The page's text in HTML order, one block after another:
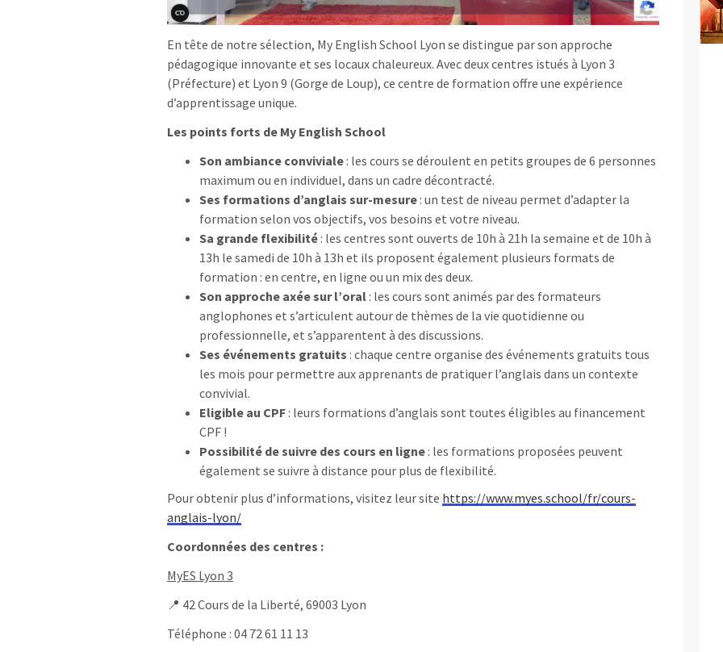
En tête de notre sélection, My English School Lyon se distingue par son approche
pédagogique innovante et ses locaux chaleureux. Avec deux centres istués à Lyon 3
(Préfecture) et Lyon 9 (Gorge de Loup), ce centre de formation offre une expérience
d’apprentissage unique.
Les points forts de My English School
Son ambiance conviviale : les cours se déroulent en petits groupes de 6 personnes
maximum ou en individuel, dans un cadre décontracté.
Ses formations d’anglais sur-mesure : un test de niveau permet d’adapter la
formation selon vos objectifs, vos besoins et votre niveau.
Sa grande flexibilité : les centres sont ouverts de 10h à 21h la semaine et de 10h à
13h le samedi de 10h à 13h et ils proposent également plusieurs formats de
formation : en centre, en ligne ou un mix des deux.
Son approche axée sur l’oral : les cours sont animés par des formateurs
anglophones et s’articulent autour de thèmes de la vie quotidienne ou
professionnelle, et s’apparentent à des discussions.
Ses événements gratuits : chaque centre organise des événements gratuits tous
les mois pour permettre aux apprenants de pratiquer l’anglais dans un contexte
convivial.
Eligible au CPF : leurs formations d’anglais sont toutes éligibles au financement
CPF !
Possibilité de suivre des cours en ligne : les formations proposées peuvent
également se suivre à distance pour plus de flexibilité.
Pour obtenir plus d’informations, visitez leur site https://www.myes.school/fr/cours-
anglais-lyon/
Coordonnées des centres :
MyES Lyon 3
📍 42 Cours de la Liberté, 69003 Lyon
Téléphone : 04 72 61 11 13